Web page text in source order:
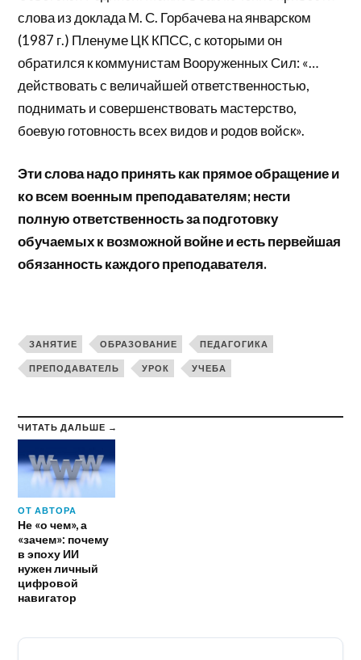
слова из доклада М. С. Горбачева на январском
(1987 г.) Пленуме ЦК КПСС, с которыми он
обратился к коммунистам Вооруженных Сил: «…
действовать с величайшей ответственностью,
поднимать и совершенствовать мастерство,
боевую готовность всех видов и родов войск».
Эти слова надо принять как прямое обращение и
ко всем военным преподавателям; нести
полную ответственность за подготовку
обучаемых к возможной войне и есть первейшая
обязанность каждого преподавателя.
ЗАНЯТИЕ ОБРАЗОВАНИЕ ПЕДАГОГИКА
ПРЕПОДАВАТЕЛЬ УРОК УЧЕБА
ЧИТАТЬ ДАЛЬШЕ →
ОТ АВТОРА
Не «о чем», а
«зачем»: почему
в эпоху ИИ
нужен личный
цифровой
навигатор